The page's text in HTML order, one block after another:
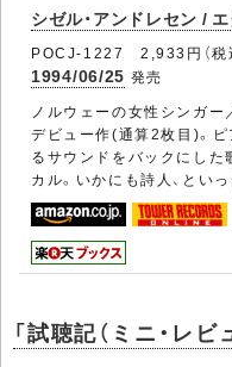
シゼル・アンドレセン /
POCJ-1227 2,933円（税
1994/06/25 発売
ノルウェーの女性シンガー
デビュー作(通算2枚目)。
るサウンドをバックにし
カル。いかにも詩人、とい
「試聴記（ミニ・レ